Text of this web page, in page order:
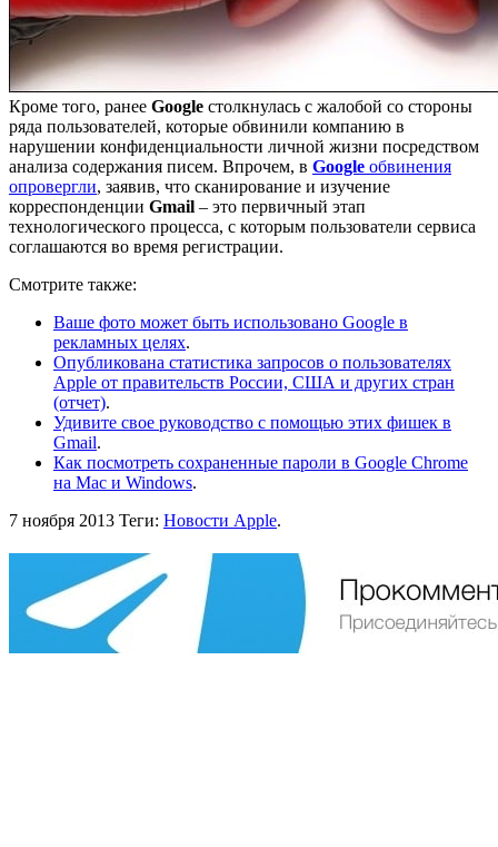
Кроме того, ранее Google столкнулась с жалобой со стороны
ряда пользователей, которые обвинили компанию в
нарушении конфиденциальности личной жизни посредством
анализа содержания писем. Впрочем, в Google обвинения
опровергли, заявив, что сканирование и изучение
корреспонденции Gmail – это первичный этап
технологического процесса, с которым пользователи сервиса
соглашаются во время регистрации.
Смотрите также:
Ваше фото может быть использовано Google в
рекламных целях.
Опубликована статистика запросов о пользователях
Apple от правительств России, США и других стран
(отчет).
Удивите свое руководство с помощью этих фишек в
Gmail.
Как посмотреть сохраненные пароли в Google Chrome
на Mac и Windows.
7 ноября 2013 Теги: Новости Apple.